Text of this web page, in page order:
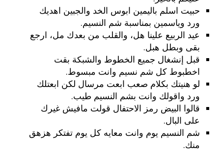
حبيت اسلم باليمين ابوس الخد والجبين اهديك
ورد وياسمين بمناسبة شم النسيم.
عيد الربيع علينا هل، والقلب من بعدك مل، ارجع
بقى وبطل هبل.
قبل إنشغال جميع الخطوط والشبكة بقت
اخطبوط كل شم نسيم وانت مبسوط.
لو هنيتك بكلام صعب ابعت مرسال لكن ابعتلك
ورد واقولك وانت بشم النسيم طيب.
قالوا البيض رمز الاحتفال قولت مافيش غيرك
على البال.
شم النسيم يوم وانت معايه كل يوم تفتكر هزهق
منك.